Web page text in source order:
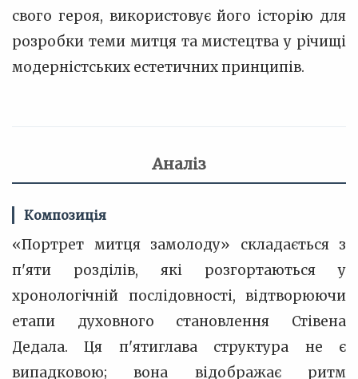
свого героя, використовує його історію для
розробки теми митця та мистецтва у річищі
модерністських естетичних принципів.
Аналіз
Композиція
«Портрет митця замолоду» складається з
п'яти розділів, які розгортаються у
хронологічній послідовності, відтворюючи
етапи духовного становлення Стівена
Дедала. Ця п'ятиглава структура не є
випадковою; вона відображає ритм